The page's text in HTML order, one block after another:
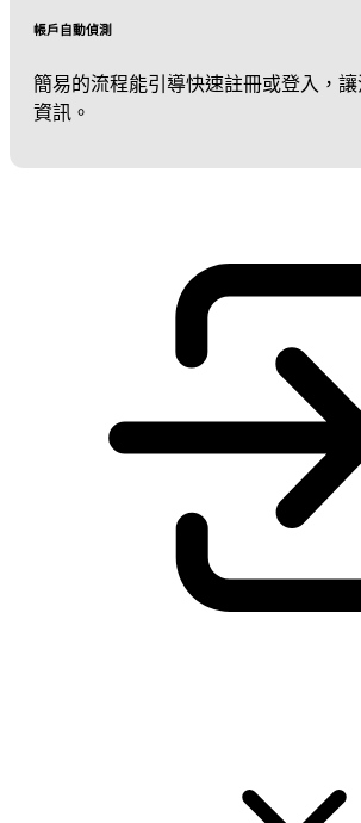
帳戶自動偵測
簡易的流程能引導快速註冊或登入，
資訊。